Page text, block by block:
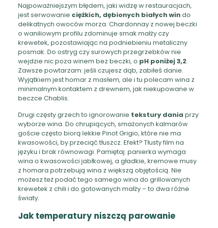
Najpoważniejszym błędem, jaki widzę w restauracjach,
jest serwowanie ciężkich, dębionych białych windo
delikatnych owoców morza. Chardonnay z nowej beczki
o waniliowym profilu zdominuje smak małży czy
krewetek, pozostawiając na podniebieniu metaliczny
posmak. Do ostryg czy surowych przegrzebków nie
wejdzie nic poza winem bez beczki, o pH poniżej 3,2.
Zawsze powtarzam: jeśli czujesz dąb, zabiłeś danie.
Wyjątkiem jest homar z masłem, ale i tu polecam wina z
minimalnym kontaktem z drewnem, jak niekupowane w
beczce Chablis.
Drugi częsty grzech to ignorowanie tekstury dania przy
wyborze wina. Do chrupiących, smażonych kalmarów
goście często biorą lekkie Pinot Grigio, które nie ma
kwasowości, by przeciąć tłuszcz. Efekt? Tłusty film na
języku i brak równowagi. Pamiętaj: panierka wymaga
wina o kwasowości jabłkowej, a gładkie, kremowe musy
z homara potrzebują wina z większą objętością. Nie
możesz też podać tego samego wina do grillowanych
krewetek z chili i do gotowanych małży – to dwa różne
światy.
Jak temperatury niszczą parowanie